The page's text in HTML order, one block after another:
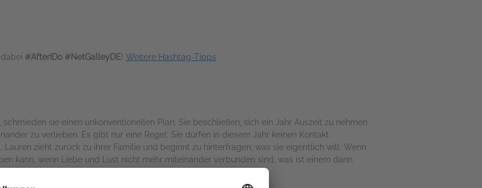
#AfterIDo #NetGalleyDE! Weitere Hashtag-Tipps
sie einen unkonventionellen Plan. Sie beschließen, sich ein Jahr Auszeit zu nehmen
zu verlieben. Es gibt nur eine Regel: Sie dürfen in diesem Jahr keinen Kontakt
zieht zurück zu ihrer Familie und beginnt zu hinterfragen, was sie eigentlich will: Wenn
kann, wenn Liebe und Lust nicht mehr miteinander verbunden sind, was ist einem dann